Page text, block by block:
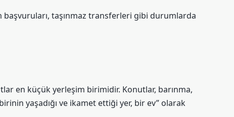
başvuruları, taşınmaz transferleri gibi durumlarda
en küçük yerleşim birimidir. Konutlar, barınma,
yaşadığı ve ikamet ettiği yer, bir ev” olarak